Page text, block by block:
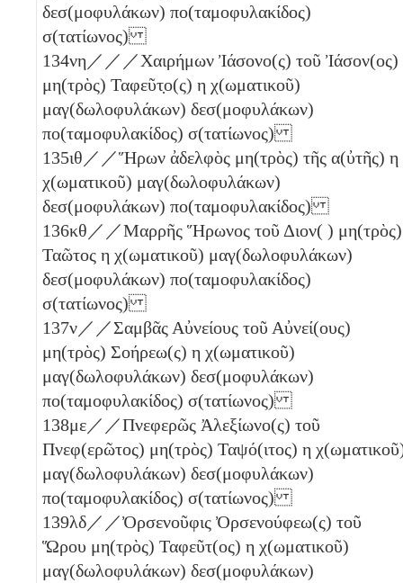
δεσ(μοφυλάκων) πο(ταμοφυλακίδος)
σ(τατίωνος)
134νη ／／／Χαιρήμων Ἰάσονο(ς) τοῦ Ἰάσον(ος)
μη(τρὸς) Ταφεῦτ̣ο(ς) η χ(ωματικοῦ)
μαγ(δωλοφυλάκων) δεσ(μοφυλάκων)
πο(ταμοφυλακίδος) σ(τατίωνος)
135ιθ ／／Ἥρων ἀδελφὸς μη(τρὸς) τῆς α(ὐτῆς) η
χ(ωματικοῦ) μαγ(δωλοφυλάκων)
δεσ(μοφυλάκων) πο(ταμοφυλακίδος)
136κθ ／／Μαρρῆς Ἥρωνος τοῦ Διον( ) μη(τρὸς)
Ταῶτος η χ(ωματικοῦ) μαγ(δωλοφυλάκων)
δεσ(μοφυλάκων) πο(ταμοφυλακίδος)
σ(τατίωνος)
137ν／／Σαμβᾶς Αὐνείους τοῦ Αὐνεί(ους)
μη(τρὸς) Σοήρεω(ς) η χ(ωματικοῦ)
μαγ(δωλοφυλάκων) δεσ(μοφυλάκων)
πο(ταμοφυλακίδος) σ(τατίωνος)
138με／／Πνεφερῶς Ἀλεξίωνο(ς) τοῦ
Πνεφ(ερῶτος) μη(τρὸς) Ταψό(ιτος) η
μαγ(δωλοφυλάκων) δεσ(μοφυλάκων)
πο(ταμοφυλακίδος) σ(τατίωνος)
139λδ／／Ὀρσενοῦφις Ὀρσενούφεω(ς) τοῦ
Ὥρου μη(τρὸς) Ταφεῦτ(ος) η χ(ωματικοῦ)
μαγ(δωλοφυλάκων) δεσ(μοφυλάκων)